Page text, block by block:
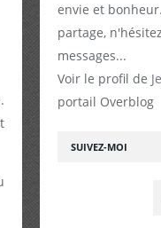
SUIVEZ-MOI
envie et
partage,
messages...
Voir le profil de
portail Overblog